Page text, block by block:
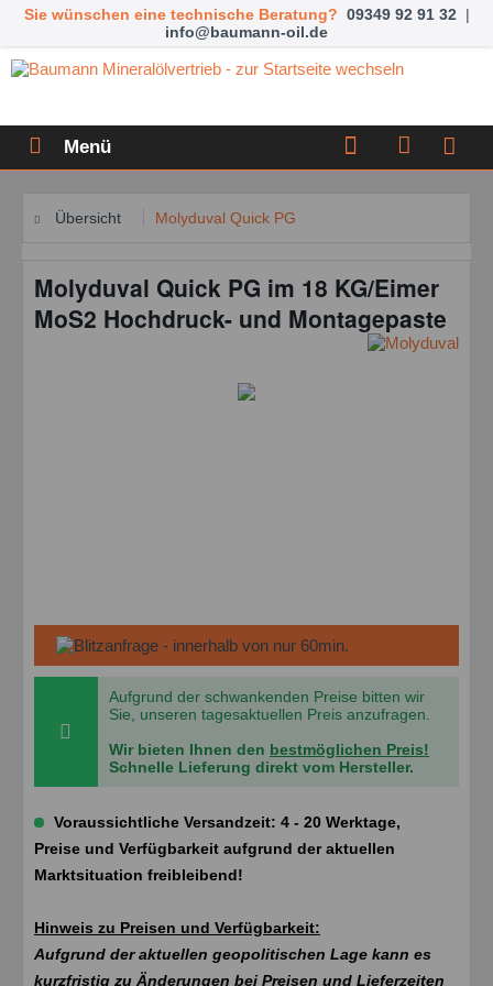
Sie wünschen eine technische Beratung? 09349 92 91 32 |
info@baumann-oil.de
Menü
Übersicht Molyduval Quick PG
Molyduval Quick PG im 18 KG/Eimer
MoS2 Hochdruck- und Montagepaste
Aufgrund der schwankenden Preise bitten wir
Sie, unseren tagesaktuellen Preis anzufragen.
Wir bieten Ihnen den bestmöglichen Preis!
Schnelle Lieferung direkt vom Hersteller.
Voraussichtliche Versandzeit: 4 - 20 Werktage,
Preise und Verfügbarkeit aufgrund der aktuellen
Marktsituation freibleibend!
Hinweis zu Preisen und Verfügbarkeit:
Aufgrund der aktuellen geopolitischen Lage kann es
kurzfristig zu Änderungen bei Preisen und Lieferzeiten